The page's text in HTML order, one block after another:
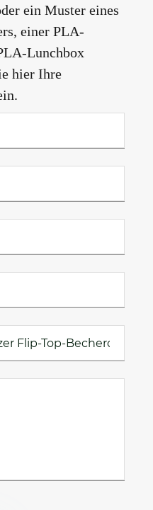
ein Muster eines
einer PLA-
Lunchbox
hier Ihre